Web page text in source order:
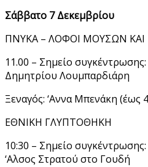
Σάββατο 7 Δεκεμβρίου
ΠΝΥΚΑ – ΛΟΦΟΙ ΜΟΥΣΩΝ
11.00 – Σημείο
Δημητρίου Λουμπαρδιάρη
Ξεναγός: ‘Αννα Μπενάκη (έως
ΕΘΝΙΚΗ ΓΛΥΠΤΟΘΗΚΗ
10:30 – Σημείο
‘Αλσος Στρατού στο Γουδή